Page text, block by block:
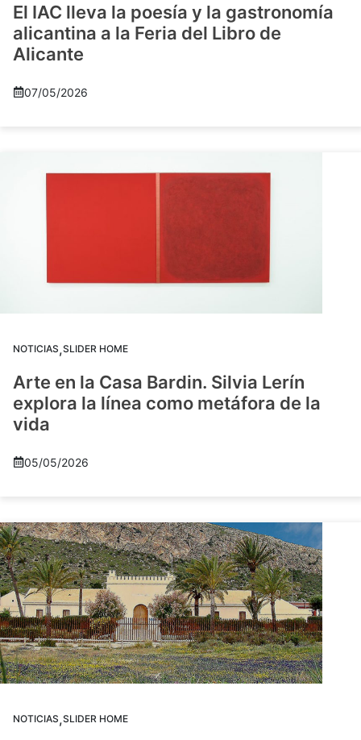
El IAC lleva la poesía y la gastronomía
alicantina a la Feria del Libro de
Alicante
07/05/2026
NOTICIAS,SLIDER HOME
Arte en la Casa Bardin. Silvia Lerín
explora la línea como metáfora de la
vida
05/05/2026
NOTICIAS,SLIDER HOME